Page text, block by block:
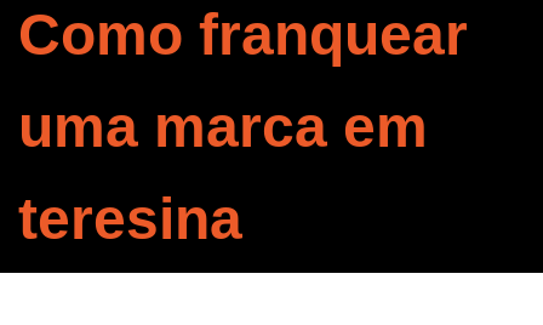
Como franquear
uma marca em
teresina